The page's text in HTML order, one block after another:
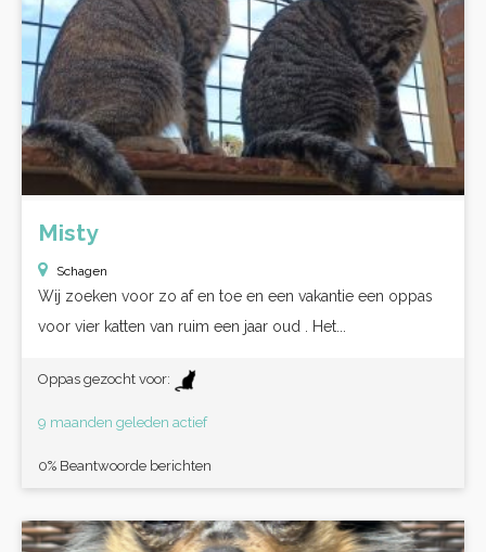
Misty
Schagen
Wij zoeken voor zo af en toe en een vakantie een oppas
voor vier katten van ruim een jaar oud . Het...
Oppas gezocht voor:
9 maanden geleden actief
0% Beantwoorde berichten